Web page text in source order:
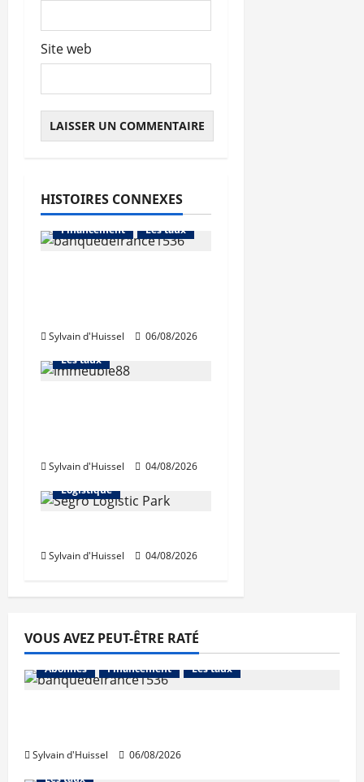
Site web
HISTOIRES CONNEXES
Abonnés
Financement
Les taux
Sylvain d'Huissel 06/08/2026
L'avis des courtiers
Les taux
Sylvain d'Huissel 04/08/2026
Immo d'entreprise
Logistique
Sylvain d'Huissel 04/08/2026
VOUS AVEZ PEUT-ÊTRE RATÉ
Abonnés Financement Les taux
Sylvain d'Huissel 06/08/2026
Abonnés Financement
Les taux